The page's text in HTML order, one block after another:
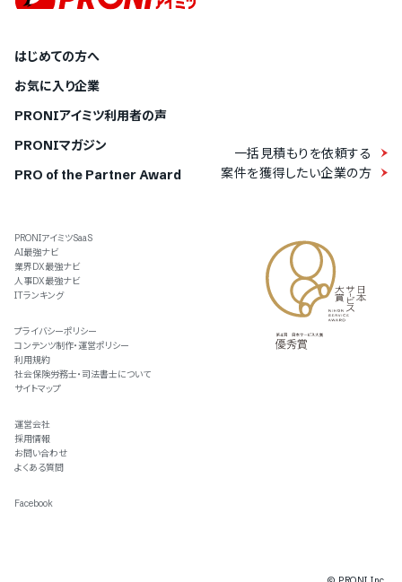
はじめての方へ
お気に入り企業
PRONIアイミツ利用者の声
PRONIマガジン
PRO of the Partner Award
一括見積もりを依頼する
案件を獲得したい企業の方
PRONIアイミツSaaS
AI最強ナビ
業界DX最強ナビ
人事DX最強ナビ
ITランキング
プライバシーポリシー
コンテンツ制作・運営ポリシー
利用規約
社会保険労務士・司法書士について
サイトマップ
運営会社
採用情報
お問い合わせ
よくある質問
Facebook